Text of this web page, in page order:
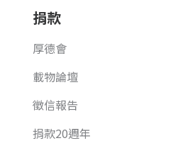
捐款
厚德會
載物論壇
徵信報告
捐款20週年